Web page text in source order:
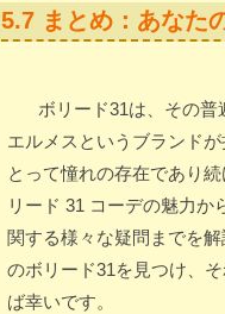
5.7 まとめ：あなた
ボリード31は、その
エルメスというブランド
とって憧れの存在であり
リード 31 コーデの魅力か
関する様々な疑問までを
のボリード31を見つけ、
ば幸いです。